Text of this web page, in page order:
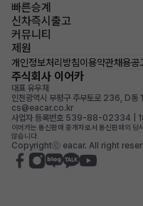
빠른승계
신차즉시출고
커뮤니티
제원
개인정보처리방침이용약관채용공
주식회사 이어카
대표 유우재
인천광역시 부평구 주부토로 236, D동
cs@eacar.co.kr
사업자 등록번호 539-88-02334 |
이어카는 통신판매 중개자로서 통신판매의
않습니다.
Copyrightⓒ eacar. All right